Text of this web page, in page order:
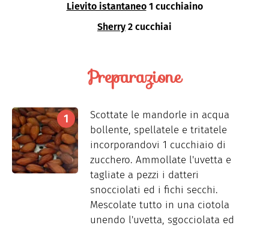
Lievito istantaneo 1 cucchiaino
Sherry 2 cucchiai
Preparazione
Scottate le mandorle in acqua
bollente, spellatele e tritatele
incorporandovi 1 cucchiaio di
zucchero. Ammollate l'uvetta e
tagliate a pezzi i datteri
snocciolati ed i fichi secchi.
Mescolate tutto in una ciotola
unendo l'uvetta, sgocciolata ed